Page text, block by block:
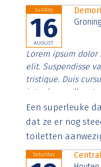
Sunday
16
AUGUST
Lorem ipsum
elit. Suspendisse
tristique. Duis
interdum nulla, ut
Aenean faucibus
imperdiet. Nunc ut
Een superleuke
dat ze er nog
toiletten
Saturday